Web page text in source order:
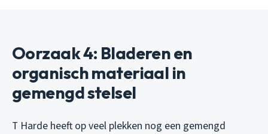
Oorzaak 4: Bladeren en
organisch materiaal in
gemengd stelsel
T Harde heeft op veel plekken nog een gemengd